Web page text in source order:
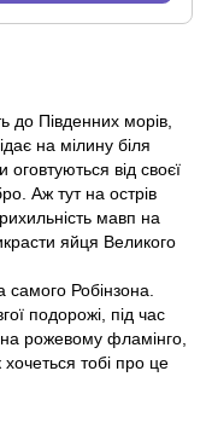
до Південних морів,
на мілину біля
оговтуються від своєї
Аж тут на острів
мавп на
яйця Великого
самого Робінзона.
подорожі, під час
на рожевому фламінго,
тобі про це